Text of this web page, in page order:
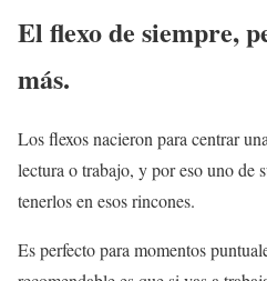
El flexo de siempre,
más.
Los flexos nacieron para centrar
lectura o trabajo, y por eso uno de
tenerlos en esos rincones.
Es perfecto para momentos